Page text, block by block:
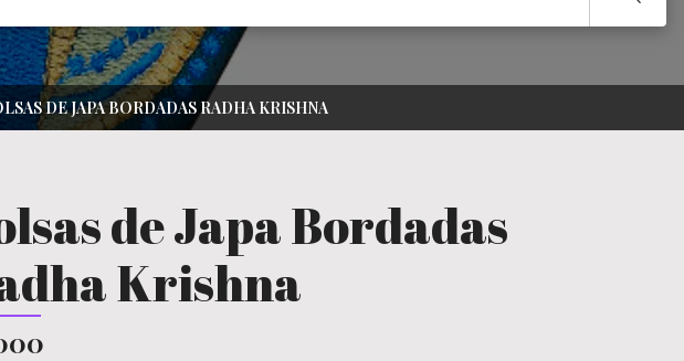
DE JAPA BORDADAS RADHA KRISHNA
de Japa Bordadas
Krishna